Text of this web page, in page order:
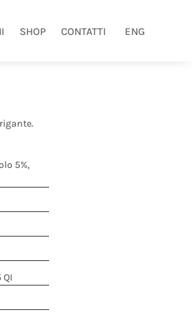
SHOP CONTATTI ENG
5%,